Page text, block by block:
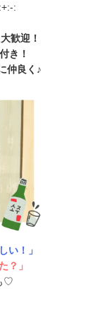
:
歓迎！
き！
仲良く♪
い！」
？ 」
♡